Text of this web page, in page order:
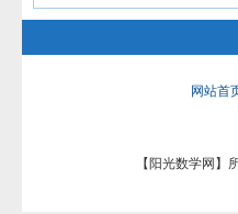
网站首
【阳光数学网